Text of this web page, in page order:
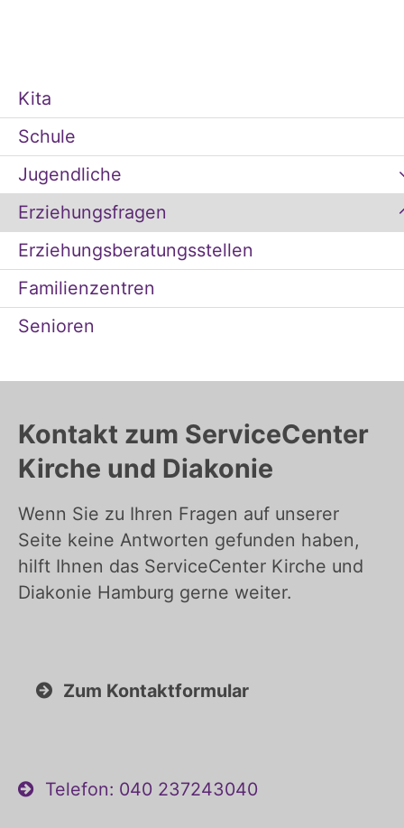
Kita
Schule
Jugendliche
Erziehungsfragen
Erziehungsberatungsstellen
Familienzentren
Senioren
Kontakt zum ServiceCenter
Kirche und Diakonie
Wenn Sie zu Ihren Fragen auf unserer
Seite keine Antworten gefunden haben,
hilft Ihnen das ServiceCenter Kirche und
Diakonie Hamburg gerne weiter.
Zum Kontaktformular
Telefon: 040 237243040